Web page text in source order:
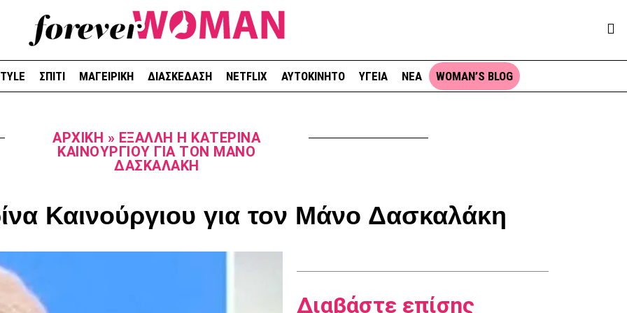
ΣΠΙΤΙ ΜΑΓΕΙΡΙΚΗ ΔΙΑΣΚΕΔΑΣΗ NETFLIX ΑΥΤΟΚΙΝΗΤΟ ΥΓΕΙΑ ΝΕΑ WOMAN’S BLOG
ΑΡΧΙΚΉ » ΈΞΑΛΛΗ Η ΚΑΤΕΡΊΝΑ
ΚΑΙΝΟΎΡΓΙΟΥ ΓΙΑ ΤΟΝ ΜΆΝΟ
ΔΑΣΚΑΛΆΚΗ
Καινούργιου για τον Μάνο Δασκαλάκη
Διαβάστε επίσης